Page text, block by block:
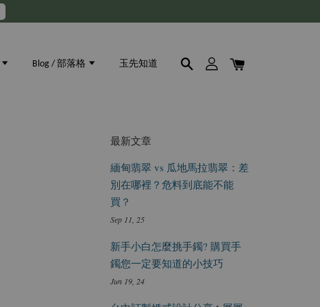
Blog / 部落格 玉先知道
最新文章
緬甸翡翠 vs 瓜地馬拉翡翠：差
別在哪裡？危料到底能不能
買？
Sep 11, 25
新手小白怎麼挑手鐲? 購買手
鐲您一定要知道的小技巧
Jun 19, 24